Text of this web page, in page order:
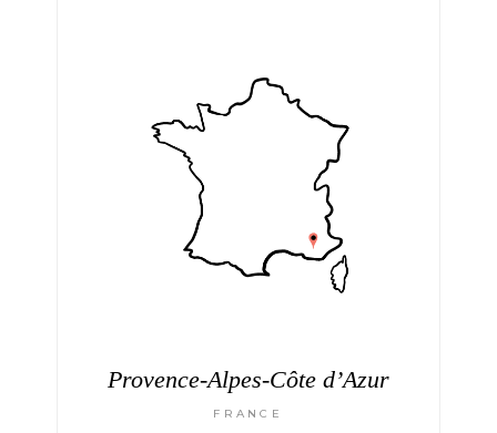
Provence-Alpes-Côte d’Azur
FRANCE